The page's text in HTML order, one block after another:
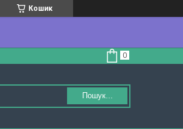
Кошик
Пошук...